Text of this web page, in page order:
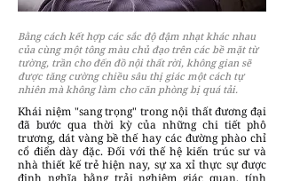
Bằng cách kết hợp các sắc độ đậm nhạt khác nhau
của cùng một tông màu chủ đạo trên các bề mặt từ
tường, trần cho đến đồ nội thất rời, không gian sẽ
được tăng cường chiều sâu thị giác một cách tự
nhiên mà không làm cho căn phòng bị quá tải.
Khái niệm "sang trọng" trong nội thất đương đại
đã bước qua thời kỳ của những chi tiết phô
trương, dát vàng bề thế hay các đường phào chỉ
cổ điển dày đặc. Đối với thế hệ kiến trúc sư và
nhà thiết kế trẻ hiện nay, sự xa xỉ thực sự được
định nghĩa bằng trải nghiệm giác quan, tính